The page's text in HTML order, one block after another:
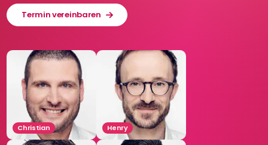
Termin vereinbaren
Christian Henry